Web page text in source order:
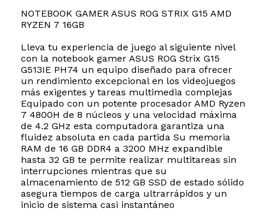
NOTEBOOK GAMER ASUS ROG STRIX G15 AMD
RYZEN 7 16GB
Lleva tu experiencia de juego al siguiente nivel
con la notebook gamer ASUS ROG Strix G15
G513IE PH74 un equipo diseñado para ofrecer
un rendimiento excepcional en los videojuegos
más exigentes y tareas multimedia complejas
Equipado con un potente procesador AMD Ryzen
7 4800H de 8 núcleos y una velocidad máxima
de 4.2 GHz esta computadora garantiza una
fluidez absoluta en cada partida Su memoria
RAM de 16 GB DDR4 a 3200 MHz expandible
hasta 32 GB te permite realizar multitareas sin
interrupciones mientras que su
almacenamiento de 512 GB SSD de estado sólido
asegura tiempos de carga ultrarrápidos y un
inicio de sistema casi instantáneo